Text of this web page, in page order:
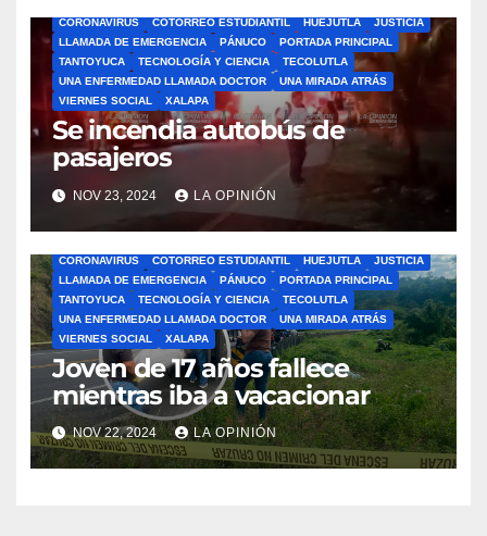
CORONAVIRUS
COTORREO ESTUDIANTIL HUEJUTLA
JUSTICIA
LLAMADA DE EMERGENCIA
PÁNUCO
PORTADA PRINCIPAL
TANTOYUCA
TECNOLOGÍA Y CIENCIA
TECOLUTLA
UNA ENFERMEDAD LLAMADA DOCTOR
UNA MIRADA ATRÁS
VIERNES SOCIAL
XALAPA
Se incendia autobús de
pasajeros
NOV 23, 2024 LA OPINIÓN
CORONAVIRUS
COTORREO ESTUDIANTIL HUEJUTLA
JUSTICIA
LLAMADA DE EMERGENCIA
PÁNUCO
PORTADA PRINCIPAL
TANTOYUCA
TECNOLOGÍA Y CIENCIA
TECOLUTLA
UNA ENFERMEDAD LLAMADA DOCTOR
UNA MIRADA ATRÁS
VIERNES SOCIAL
XALAPA
Joven de 17 años fallece
mientras iba a vacacionar
NOV 22, 2024 LA OPINIÓN